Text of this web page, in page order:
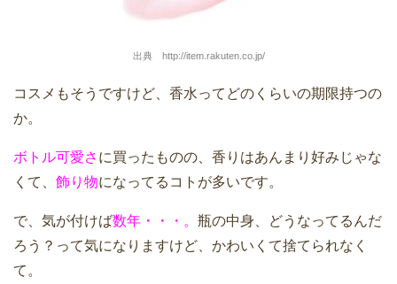
出典 http://item.rakuten.co.jp/
コスメもそうですけど、香水ってどのくらいの期限持つの
か。
ボトル可愛さ に買ったものの、香りはあんまり好みじゃな
くて、 飾り物になってるコトが多いです。
で、気が付けば数年・・・。 瓶の中身、どうなってるんだ
ろう？って気になりますけど、かわいくて捨てられなく
て。